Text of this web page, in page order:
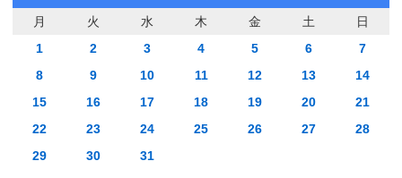
月 火 水 木 金 土
日
1
2 3 4 5 6
7
8
9 10 11 12 13
14
15
16 17 18 19 20
21
22
23 24 25 26 27
28
29
30 31